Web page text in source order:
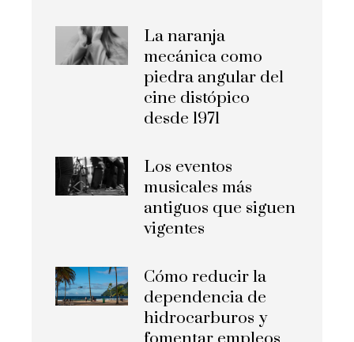
La naranja
mecánica como
piedra angular del
cine distópico
desde 1971
Los eventos
musicales más
antiguos que siguen
vigentes
Cómo reducir la
dependencia de
hidrocarburos y